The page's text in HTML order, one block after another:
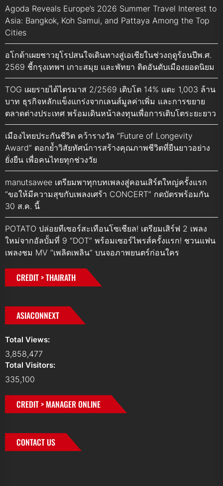
Agoda Reveals Europe’s 2026 Summer Travel Interest to
Asia: Bangkok, Koh Samui, and Pattaya Among the Top
Cities
อโกด้าเผยชาวยุโรปสนใจเดินทางสู่เอเชียในช่วงฤดูร้อนปีพ.ศ.
2569 ชี้กรุงเทพฯ เกาะสมุย และพัทยา ติดอันดับเมืองยอดนิยม
TOG เผยรายได้ไตรมาส 2/2569 เติบโต 14% แตะ 1,003 ล้าน
บาท ธุรกิจหลักแข็งแกร่งจากเลนส์มูลค่าเพิ่ม และการขยาย
ตลาดต่างประเทศ พร้อมเดินหน้าลงทุนเพื่อการเติบโตระยะยาว
เมืองไทยประกันชีวิต คว้ารางวัล “Future of Longevity
Award” ตอกย้ำวิสัยทัศน์การสร้างคุณภาพชีวิตที่ยืนยาวอย่าง
ยั่งยืน เพื่อคนไทยทุกช่วงวัย
manutsawee เตรียมพาทุกบทเพลงสู่คอนเสิร์ตใหญ่ครั้งแรก
“ขอให้มีความสุขกับเพลงเศร้า CONCERT” กดบัตรพร้อมกัน
30 ส.ค. นี้
POTATO ปล่อยทีเซอร์สะเทือนโซเชียล! เตรียมเสิร์ฟ 2 เพลง
ใหม่จากอัลบั้มที่ 9 “DOT” พร้อมเซอร์ไพรส์ครั้งแรก! ชวนแฟน
เพลงชม MV “เพลิดเพลิน” บนจอภาพยนตร์ก่อนใคร
CREDIT > THAIRATH
ASIACONNEXT
Total Views:
3,858,477
Total Visitors:
335,100
CREDIT > MANAGER ONLINE
CONTACT US